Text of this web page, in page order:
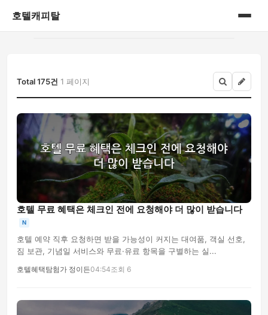
호텔캐피탈
게시판
Total 175건 1 페이지
호텔 무료 혜택은 체크인 전에 요청해야 더 많이 받습니다
N
호텔 예약 직후 요청하면 받을 가능성이 커지는 대여품, 객실 선호,
짐 보관, 기념일 서비스와 무료·유료 항목을 구별하는 실...
호텔혜택탐험가 정이든04:54조회 6